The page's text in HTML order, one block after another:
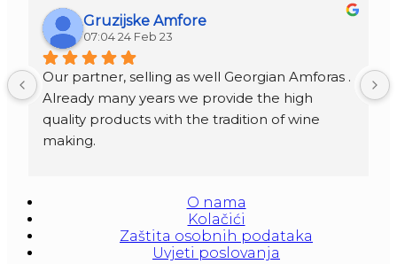
Gruzijske Amfore
07:04 24 Feb 23
Our partner, selling as well Georgian Amforas .
Already many years we provide the high
quality products with the tradition of wine
making.
At our partners Miravila showroom you can
O nama
Kolačići
Zaštita osobnih podataka
Uvjeti poslovanja